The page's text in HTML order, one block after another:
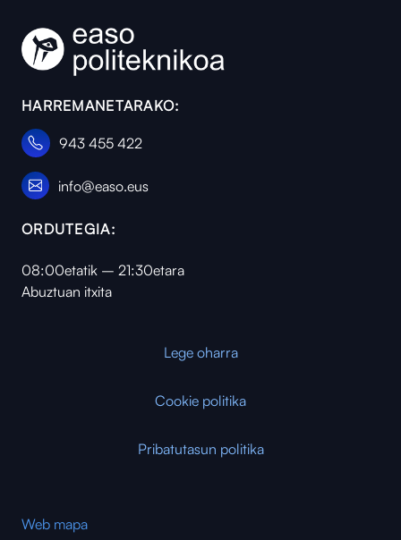
HARREMANETARAKO:
943 455 422
info@easo.eus
ORDUTEGIA:
08:00etatik – 21:30etara
Abuztuan itxita
Lege oharra
Cookie politika
Pribatutasun politika
Web mapa